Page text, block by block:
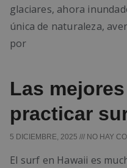
glaciares, ahora
única de naturaleza,
por
Las
practicar
5 DICIEMBRE, 2025 NO HAY
El surf en Hawaii es